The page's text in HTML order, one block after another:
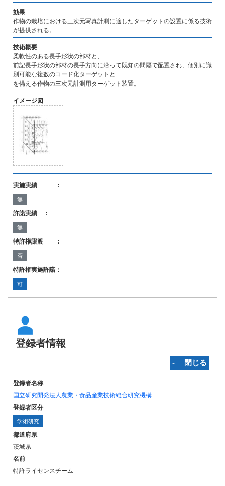
効果
作物の栽培における三次元写真計測に適したターゲットの設置に係る技術
が提供される。
技術概要
柔軟性のある長手形状の部材と、
前記長手形状の部材の長手方向に沿って既知の間隔で配置され、個別に識
別可能な複数のコード化ターゲットと
を備える作物の三次元計測用ターゲット装置。
イメージ図
実施実績 ：
無
許諾実績 ：
無
特許権譲渡 ：
否
特許権実施許諾：
可
登録者情報
‐ 閉じる
登録者名称
国立研究開発法人農業・食品産業技術総合研究機構
登録者区分
学術研究
都道府県
茨城県
名前
特許ライセンスチーム